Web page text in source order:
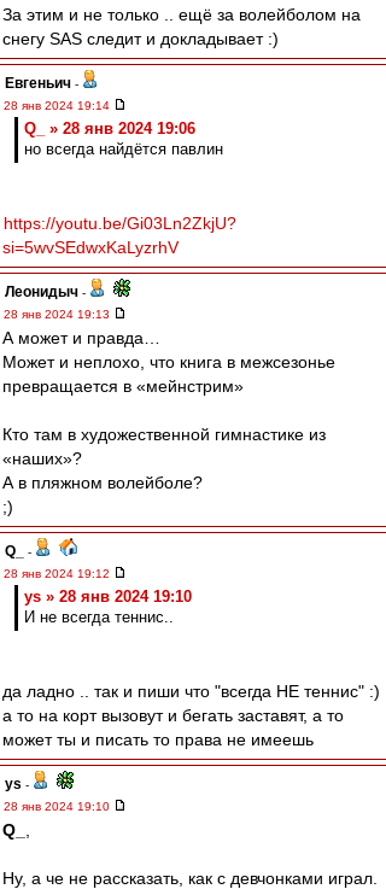
За этим и не только .. ещё за волейболом на
снегу SAS следит и докладывает :)
Евгеньич -
28 янв 2024 19:14
Q_ » 28 янв 2024 19:06
но всегда найдётся павлин
https://youtu.be/Gi03Ln2ZkjU?
si=5wvSEdwxKaLyzrhV
Леонидыч -
28 янв 2024 19:13
А может и правда…
Может и неплохо, что книга в межсезонье
превращается в «мейнстрим»
Кто там в художественной гимнастике из
«наших»?
А в пляжном волейболе?
;)
Q_
-
28 янв 2024 19:12
ys » 28 янв 2024 19:10
И не всегда теннис..
да ладно .. так и пиши что "всегда НЕ теннис" :)
а то на корт вызовут и бегать заставят, а то
может ты и писать то права не имеешь
ys -
28 янв 2024 19:10
Q_
Ну, а че не рассказать, как с девчонками играл.